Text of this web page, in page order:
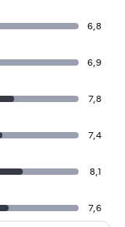
6,8
6,9
7,8
7,4
8,1
7,6